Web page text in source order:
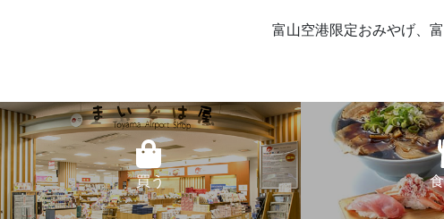
富山空港限定おみやげ、
買う